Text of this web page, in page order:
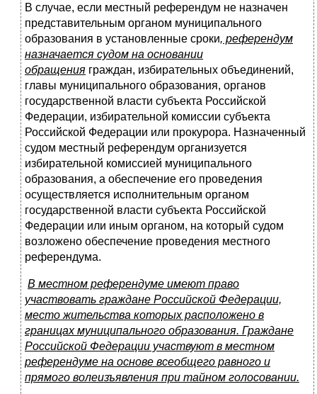
В случае, если местный референдум не назначен
представительным органом муниципального
образования в установленные сроки, референдум
назначается судом на основании
обращения граждан, избирательных объединений,
главы муниципального образования, органов
государственной власти субъекта Российской
Федерации, избирательной комиссии субъекта
Российской Федерации или прокурора. Назначенный
судом местный референдум организуется
избирательной комиссией муниципального
образования, а обеспечение его проведения
осуществляется исполнительным органом
государственной власти субъекта Российской
Федерации или иным органом, на который судом
возложено обеспечение проведения местного
референдума.
В местном референдуме имеют право
участвовать граждане Российской Федерации,
место жительства которых расположено в
границах муниципального образования. Граждане
Российской Федерации участвуют в местном
референдуме на основе всеобщего равного и
прямого волеизъявления при тайном голосовании.